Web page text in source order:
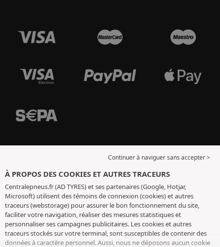
Continuer à naviguer sans accepter >
À PROPOS DES COOKIES ET AUTRES TRACEURS
Centralepneus.fr (AD TYRES) et ses partenaires (Google, Hotjar,
Microsoft) utilisent des témoins de connexion (cookies) et autres
traceurs (webstorage) pour assurer le bon fonctionnement du site,
faciliter votre navigation, réaliser des mesures statistiques et
personnaliser ses campagnes publicitaires. Les cookies et autres
traceurs stockés sur votre terminal, sont susceptibles de contenir des
données à caractère personnel. Aussi, nous ne déposons aucun cookie